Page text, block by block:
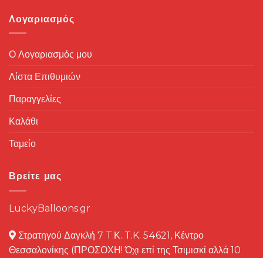
Λογαριασμός
Ο Λογαριασμός μου
Λίστα Επιθυμιών
Παραγγελίες
Καλάθι
Ταμείο
Βρείτε μας
LuckyBalloons.gr
Στρατηγού Δαγκλή 7 T.Κ. T.K. 54621, Κέντρο
Θεσσαλονίκης (ΠΡΟΣΟΧΗ! Όχι επί της Τσιμισκί αλλά 10